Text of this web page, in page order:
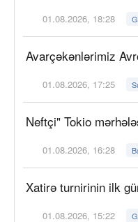
01.08.2026, 18:28
Avarçəkənlərimiz
01.08.2026, 17:25
Neftçi" Tokio
01.08.2026, 16:28
Xatirə turnirinin ilk
01.08.2026, 15:22